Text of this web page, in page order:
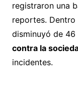
registraron una
reportes.
disminuyó de
contra la
incidentes.